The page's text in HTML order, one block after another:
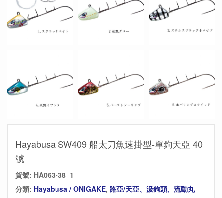
Hayabusa SW409 船太刀魚速掛型-單鉤天亞 40
號
貨號: HA063-38_1
分類: Hayabusa / ONIGAKE, 路亞/天亞、汲鉤頭、流動丸